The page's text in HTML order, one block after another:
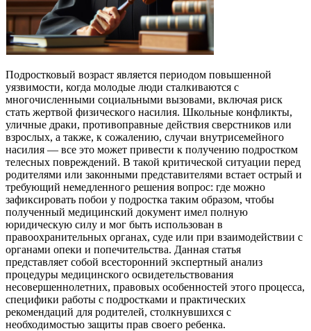
Подростковый возраст является периодом повышенной
уязвимости, когда молодые люди сталкиваются с
многочисленными социальными вызовами, включая риск
стать жертвой физического насилия. Школьные конфликты,
уличные драки, противоправные действия сверстников или
взрослых, а также, к сожалению, случаи внутрисемейного
насилия — все это может привести к получению подростком
телесных повреждений. В такой критической ситуации перед
родителями или законными представителями встает острый и
требующий немедленного решения вопрос: где можно
зафиксировать побои у подростка таким образом, чтобы
полученный медицинский документ имел полную
юридическую силу и мог быть использован в
правоохранительных органах, суде или при взаимодействии с
органами опеки и попечительства. Данная статья
представляет собой всесторонний экспертный анализ
процедуры медицинского освидетельствования
несовершеннолетних, правовых особенностей этого процесса,
специфики работы с подростками и практических
рекомендаций для родителей, столкнувшихся с
необходимостью защиты прав своего ребенка.